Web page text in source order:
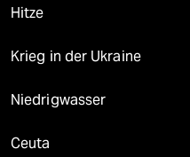
Hitze
Krieg in der Ukraine
Niedrigwasser
Ceuta